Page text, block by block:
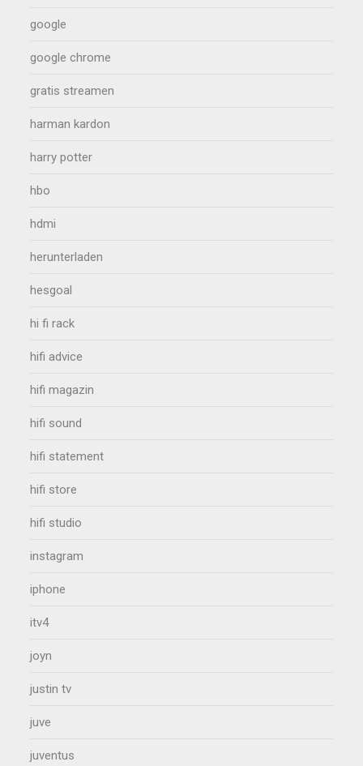
google
google chrome
gratis streamen
harman kardon
harry potter
hbo
hdmi
herunterladen
hesgoal
hi fi rack
hifi advice
hifi magazin
hifi sound
hifi statement
hifi store
hifi studio
instagram
iphone
itv4
joyn
justin tv
juve
juventus